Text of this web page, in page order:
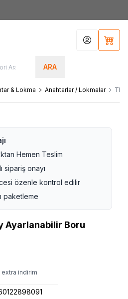
ARA
Hesabım
& Lokma Anahtarlar / Lokmalar
Hemen Teslim
sipariş onayı
özenle kontrol edilir
paketleme
Ayarlanabilir Boru
extra indirim